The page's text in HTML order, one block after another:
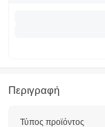
Περιγραφή
Τύπος προϊόντος